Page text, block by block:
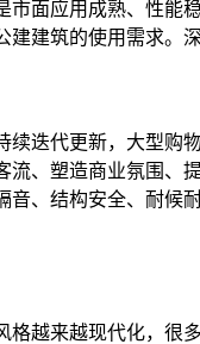
市面应用成熟、性能
建筑的使用需求
迭代更新，大型
流、塑造商业氛围、
、结构安全、耐
越来越现代化，